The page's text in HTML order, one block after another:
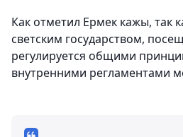
Как отметил Ермек кажы, так
светским государством,
регулируется общими
внутренними регламентами